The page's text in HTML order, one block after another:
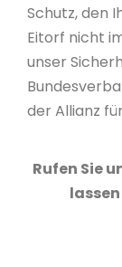
Schutz, den
Eitorf nicht
unser
der Allianz
Rufen Sie